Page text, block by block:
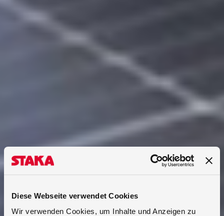
Diese Webseite verwendet Cookies
Wir verwenden Cookies, um Inhalte und Anzeigen zu